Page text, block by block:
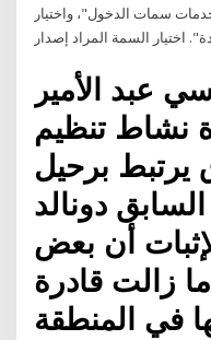
سمات الدخول"، واختيار
عبد الأمير
نشاط تنظيم
يرتبط برحيل
دونالد
أن بعض
ما زالت قادرة